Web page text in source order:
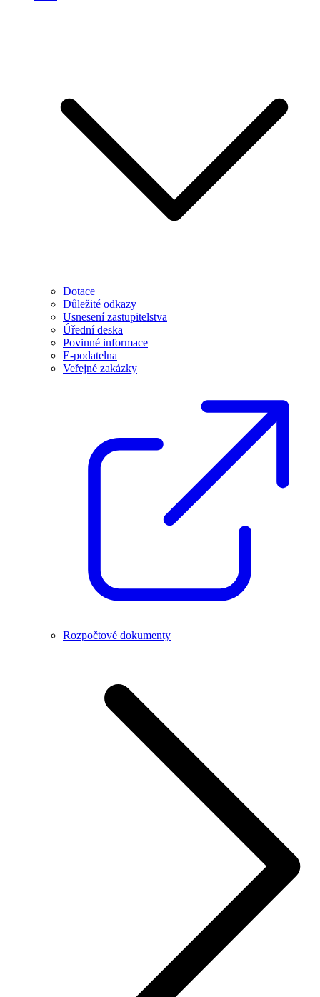
Dotace
Důležité odkazy
Usnesení zastupitelstva
Úřední deska
Povinné informace
E-podatelna
Veřejné zakázky
Rozpočtové dokumenty